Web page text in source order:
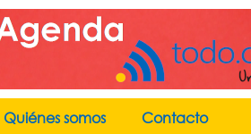
Quiénes somos Contacto